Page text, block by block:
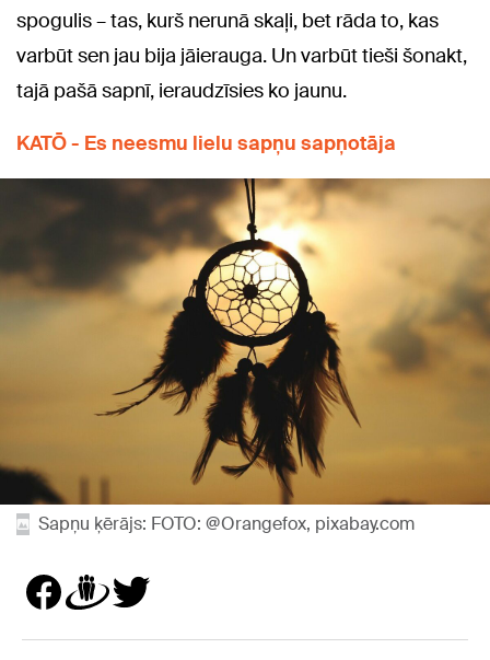
spogulis – tas, kurš nerunā skaļi, bet rāda to, kas
varbūt sen jau bija jāierauga. Un varbūt tieši šonakt,
tajā pašā sapnī, ieraudzīsies ko jaunu.
KATŌ - Es neesmu lielu sapņu sapņotāja
Sapņu ķērājs: FOTO: @Orangefox, pixabay.com